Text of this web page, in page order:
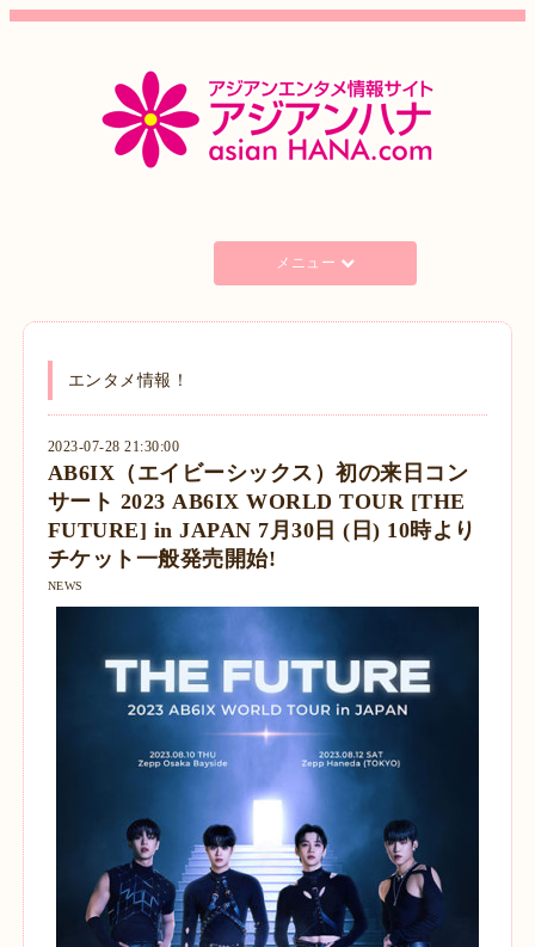
メニュー
エンタメ情報！
2023-07-28 21:30:00
AB6IX（エイビーシックス）初の来⽇コン
サート 2023 AB6IX WORLD TOUR [THE
FUTURE] in JAPAN 7⽉30⽇ (⽇) 10時より
チケット⼀般発売開始!
NEWS